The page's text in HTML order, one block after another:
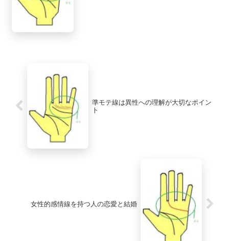
準モテ線は異性への理解が大切なポイン
ト
女性的感情線を持つ人の恋愛と結婚